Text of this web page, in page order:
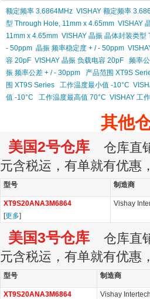
额定频率 3.6864MHz VISHAY 额定频率
型 Through Hole, 11mm x 4.65mm VISHAY
11mm x 4.65mm VISHAY 晶振 晶体封装类
- 50ppm 晶振 频率稳定度 + / - 50ppm
容 20pF VISHAY 晶振 负载电容 20pF 频率
振 频率公差 + / - 30ppm
产品范围 XT9S
围 XT9S Series
工作温度最小值 -10°C
值 -10°C
工作温度最高值 70°C VISHAY 工
其他
美国2号仓库 仓库直
元含税运，有单就有优惠
型号 制造商
XT9S20ANA3M6864
[更多]
Vishay
美国3号仓库 仓库直
元含税运，有单就有优惠
型号 制造商
XT9S20ANA3M6864
Vishay